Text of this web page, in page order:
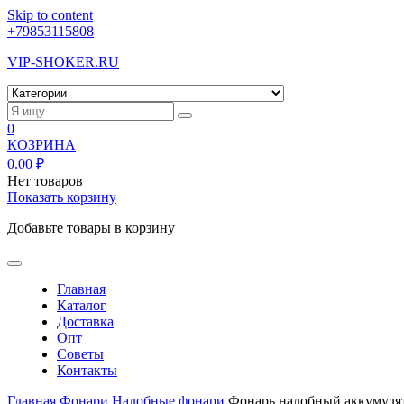
Skip to content
+79853115808
VIP-SHOKER.RU
0
КОЗРИНА
0.00 ₽
Нет товаров
Показать корзину
Добавьте товары в корзину
Главная
Каталог
Доставка
Опт
Советы
Контакты
Главная Фонари Налобные фонари Фонарь налобный